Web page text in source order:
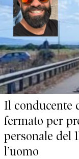
Il conducente
fermato per
personale del
l’uomo